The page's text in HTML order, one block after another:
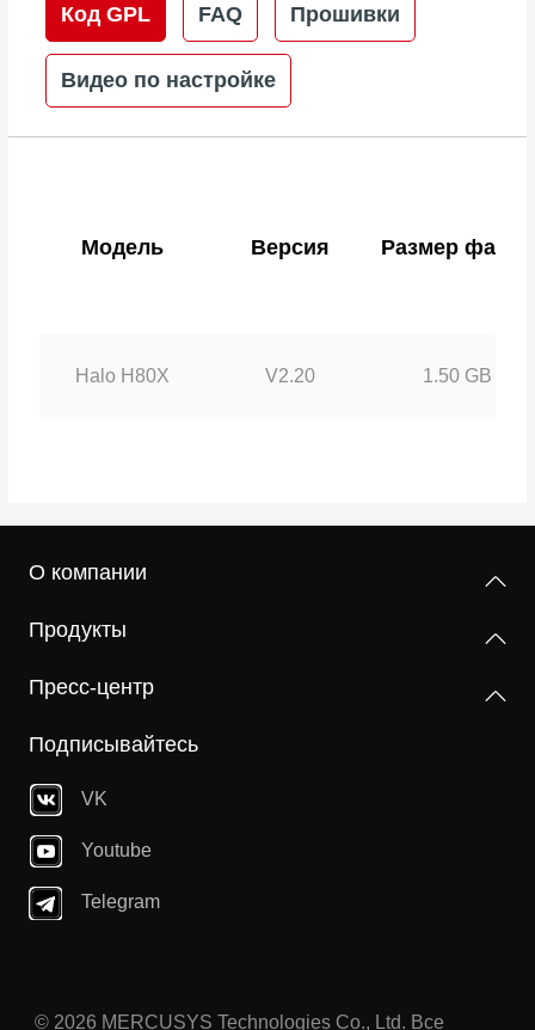
Код GPL FAQ Прошивки
Видео по настройке
Модель Версия Размер файла
Halo H80X V2.20 1.50 GB
О компании
Продукты
Пресс-центр
Подписывайтесь
VK
Youtube
Telegram
© 2026 MERCUSYS Technologies Co., Ltd. Все